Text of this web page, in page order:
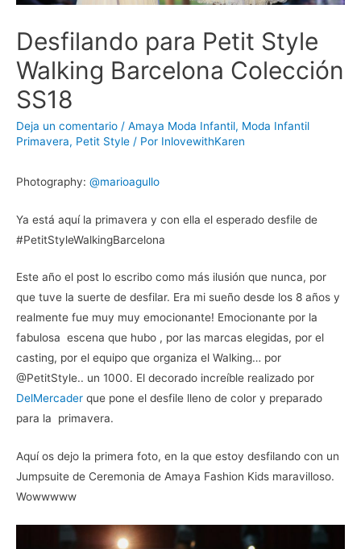
Desfilando para Petit Style
Walking Barcelona Colección
SS18
Deja un comentario / Amaya Moda Infantil, Moda Infantil
Primavera, Petit Style / Por InlovewithKaren
Photography: @marioagullo
Ya está aquí la primavera y con ella el esperado desfile de
#PetitStyleWalkingBarcelona
Este año el post lo escribo como más ilusión que nunca, por
que tuve la suerte de desfilar. Era mi sueño desde los 8 años y
realmente fue muy muy emocionante! Emocionante por la
fabulosa escena que hubo , por las marcas elegidas, por el
casting, por el equipo que organiza el Walking… por
@PetitStyle.. un 1000. El decorado increíble realizado por
DelMercader que pone el desfile lleno de color y preparado
para la primavera.
Aquí os dejo la primera foto, en la que estoy desfilando con un
Jumpsuite de Ceremonia de Amaya Fashion Kids maravilloso.
Wowwwww